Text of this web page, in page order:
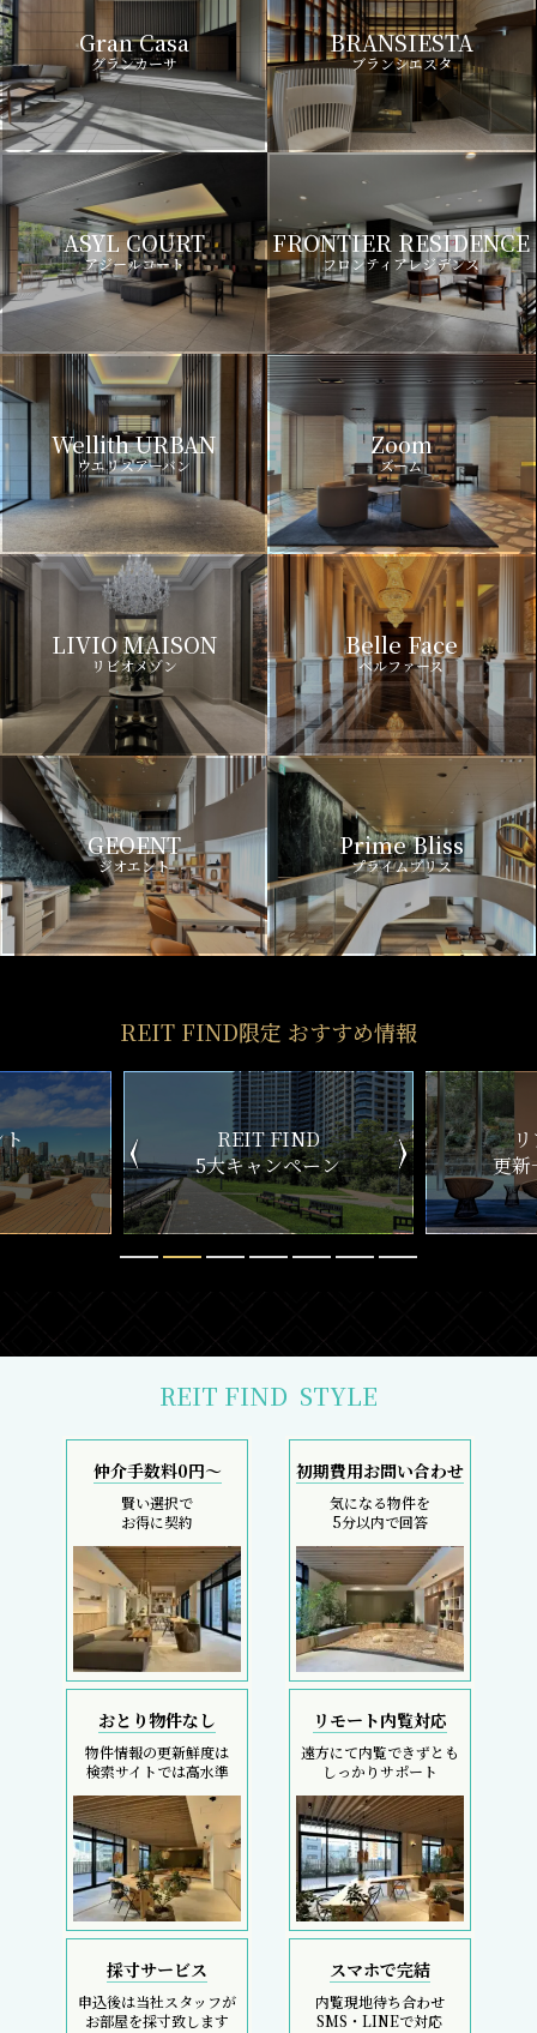
Gran Casa
グランカーサ
BRANSIESTA
ブランシエスタ
ASYL COURT
アジールコート
FRONTIER RESIDENCE
フロンティアレジデンス
Wellith URBAN
ウエリスアーバン
Zoom
ズーム
LIVIO MAISON
リビオメゾン
Belle Face
ベルファース
GEOENT
ジオエント
Prime Bliss
プライムブリス
REIT FIND限定 おすすめ情報
ン
リアルタイム
更新一覧チェック
新
REIT FIND STYLE
仲介手数料0円～
賢い選択で
お得に契約
初期費用お問い合わせ
気になる物件を
5分以内で回答
おとり物件なし
物件情報の更新鮮度は
検索サイトでは高水準
リモート内覧対応
遠方にて内覧できずとも
しっかりサポート
採寸サービス
申込後は当社スタッフが
お部屋を採寸致します
スマホで完結
内覧現地待ち合わせ
SMS・LINEで対応